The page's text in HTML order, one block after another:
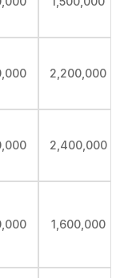
2,200,000
2,400,000
1,600,000